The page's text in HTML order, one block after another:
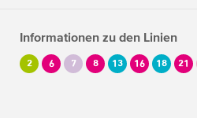
Informationen zu den Linien
2 6 7 8 13 16 18 21